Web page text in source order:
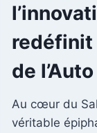
redéfinit
de
Au cœur du
véritable